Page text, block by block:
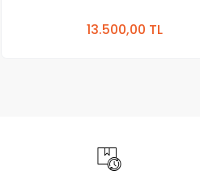
13.500,00 TL